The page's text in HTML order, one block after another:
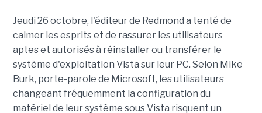
Jeudi 26 octobre, l'éditeur de Redmond a tenté de
calmer les esprits et de rassurer les utilisateurs
aptes et autorisés à réinstaller ou transférer le
système d'exploitation Vista sur leur PC. Selon Mike
Burk, porte-parole de Microsoft, les utilisateurs
changeant fréquemment la configuration du
matériel de leur système sous Vista risquent un